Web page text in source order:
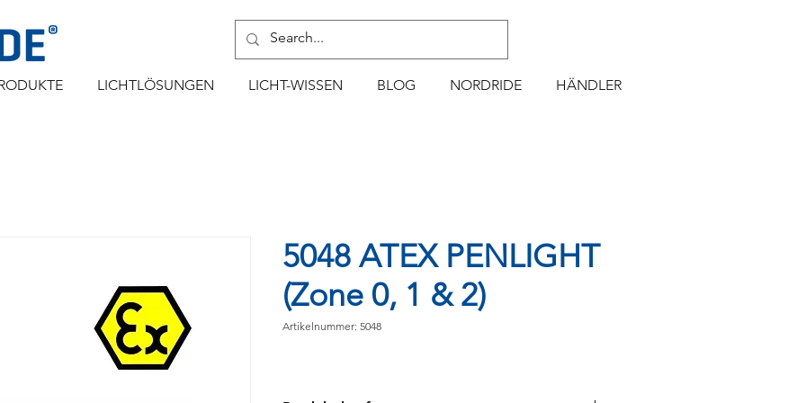
LICHTLÖSUNGEN LICHT-WISSEN BLOG NORDRIDE HÄNDLER
5048 ATEX PENLIGHT
(Zone 0, 1 & 2)
Artikelnummer: 5048